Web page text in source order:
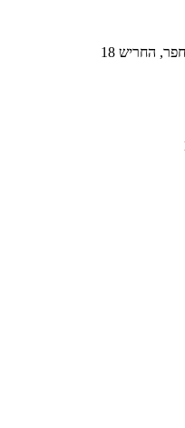
החריש 18